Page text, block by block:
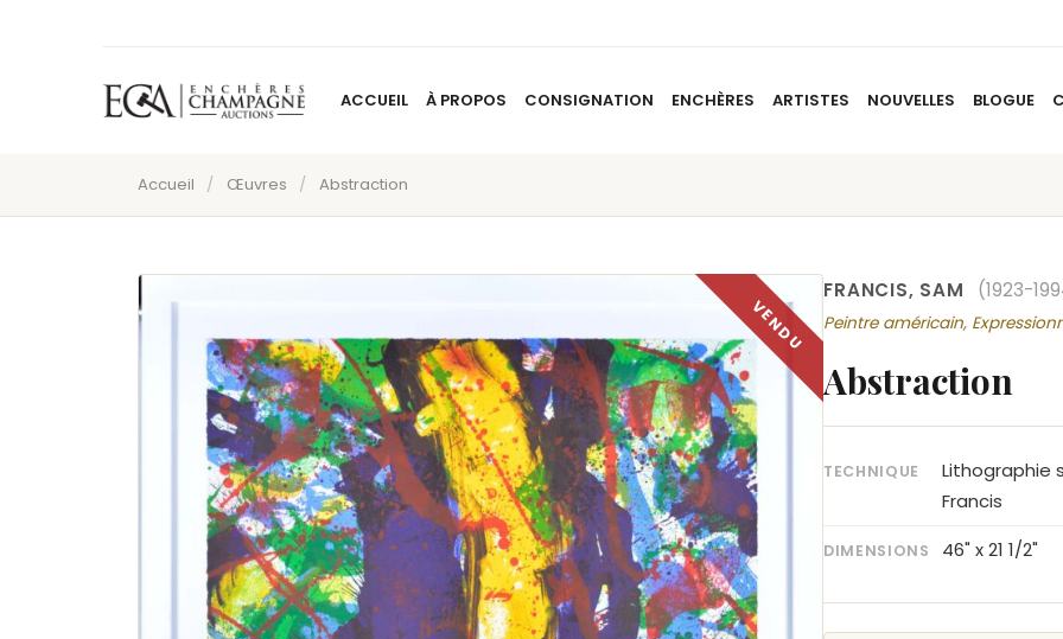
ACCUEIL À PROPOS CONSIGNATION ENCHÈRES ARTISTES NOUVELLES BLOGUE
Accueil / Œuvres / Abstraction
FRANCIS, SAM (1923-
Peintre américain,
Abstraction
TECHNIQUE
Lithographie
Francis
DIMENSIONS 46" x 21 1/2"